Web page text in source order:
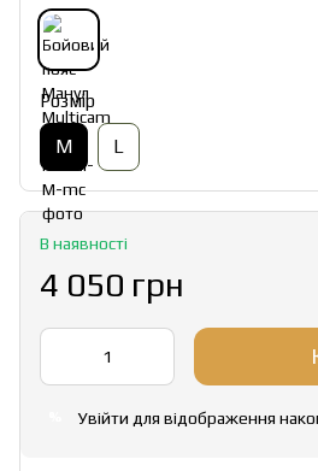
Розмір
M L
В наявності
4 050 грн
Увійти для відображення